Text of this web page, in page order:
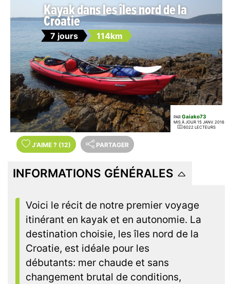
Kayak dans les îles nord de la
Croatie
7 jours 114km
PAR Gaiako73
MIS À JOUR 15 JANV. 2016
6022 LECTEURS
J'AIME ? (12) PARTAGER
INFORMATIONS GÉNÉRALES
Voici le récit de notre premier voyage
itinérant en kayak et en autonomie. La
destination choisie, les îles nord de la
Croatie, est idéale pour les
débutants: mer chaude et sans
changement brutal de conditions,